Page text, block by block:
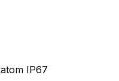
IP67